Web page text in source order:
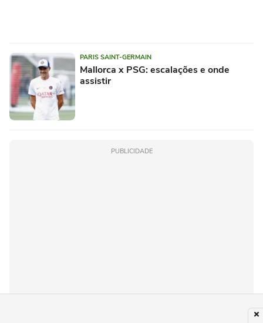
PARIS SAINT-GERMAIN
Mallorca x PSG: escalações e onde
assistir
PUBLICIDADE